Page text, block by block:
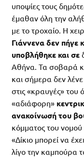
υποψίες τους
έμαθαν όλη την
με το τροχαίο. Η
Γιάννενα δεν πήγε
υποβλήθηκε και σε
Αθήνα. Τα σοβαρά
και σήμερα δεν
στις «κραυγές» του
«αδιάφορη»
ανακοίνωσή του
κόμματος του νομού
«Δίκιο μπορεί να
λίγο την καμπούρα